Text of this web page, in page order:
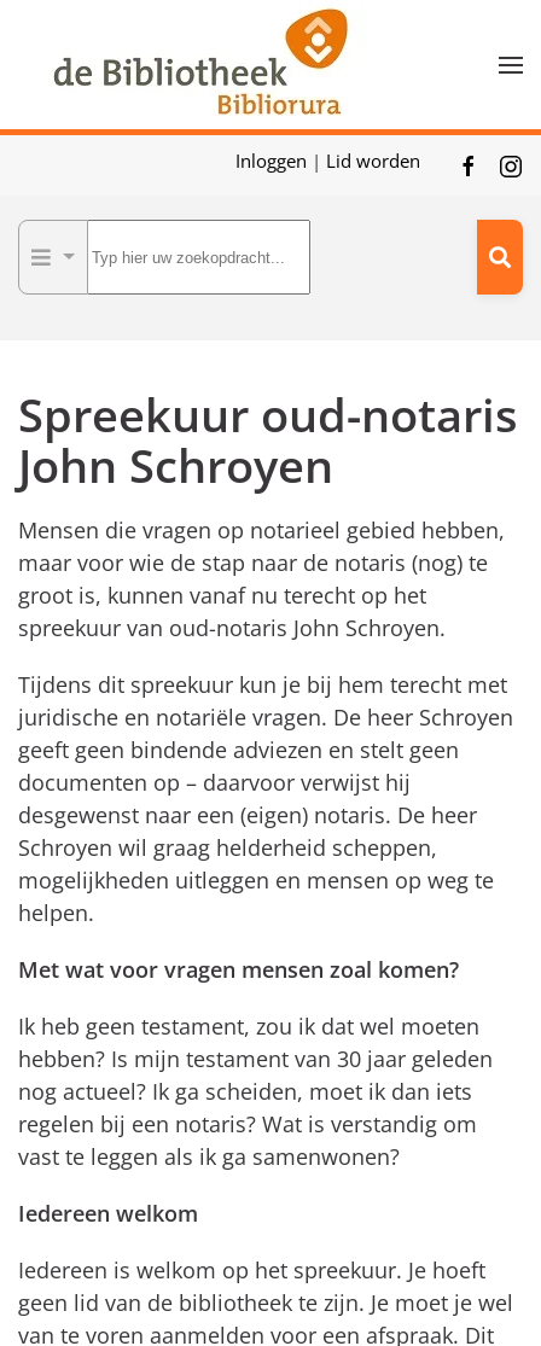
Skip to main content
Inloggen | Lid worden
Spreekuur oud-notaris
John Schroyen
Mensen die vragen op notarieel gebied hebben,
maar voor wie de stap naar de notaris (nog) te
groot is, kunnen vanaf nu terecht op het
spreekuur van oud-notaris John Schroyen.
Tijdens dit spreekuur kun je bij hem terecht met
juridische en notariële vragen. De heer Schroyen
geeft geen bindende adviezen en stelt geen
documenten op – daarvoor verwijst hij
desgewenst naar een (eigen) notaris. De heer
Schroyen wil graag helderheid scheppen,
mogelijkheden uitleggen en mensen op weg te
helpen.
Met wat voor vragen mensen zoal komen?
Ik heb geen testament, zou ik dat wel moeten
hebben? Is mijn testament van 30 jaar geleden
nog actueel? Ik ga scheiden, moet ik dan iets
regelen bij een notaris? Wat is verstandig om
vast te leggen als ik ga samenwonen?
Iedereen welkom
Iedereen is welkom op het spreekuur. Je hoeft
geen lid van de bibliotheek te zijn. Je moet je wel
van te voren aanmelden voor een afspraak. Dit